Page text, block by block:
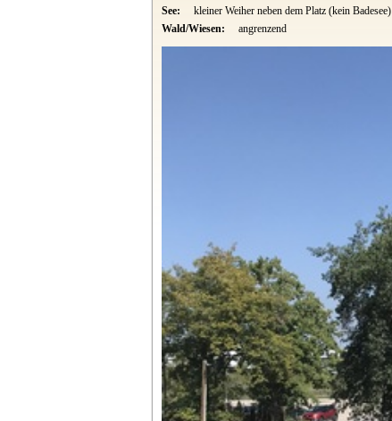
See:
kleiner Weiher neben dem Platz (kein Badesee)
Wald/Wiesen:
angrenzend